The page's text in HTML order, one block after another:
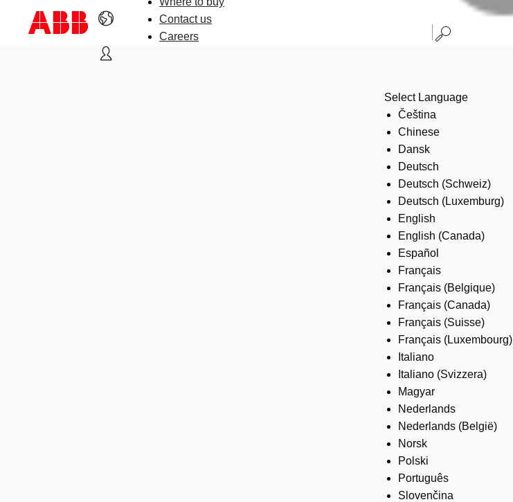
Contact us
Careers
Select Language
Čeština
Chinese
Dansk
Deutsch
Deutsch (Schweiz)
Deutsch (Luxemburg)
English
English (Canada)
Español
Français
Français (Belgique)
Français (Canada)
Français (Suisse)
Français (Luxembourg)
Italiano
Italiano (Svizzera)
Magyar
Nederlands
Nederlands (België)
Norsk
Polski
Português
Slovenčina